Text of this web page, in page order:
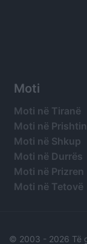
Moti
Moti në Tiranë
Moti në
Moti në Shkup
Moti në Durrës
Moti në Prizren
Moti në Tetovë
© 2003 - 2026 Të